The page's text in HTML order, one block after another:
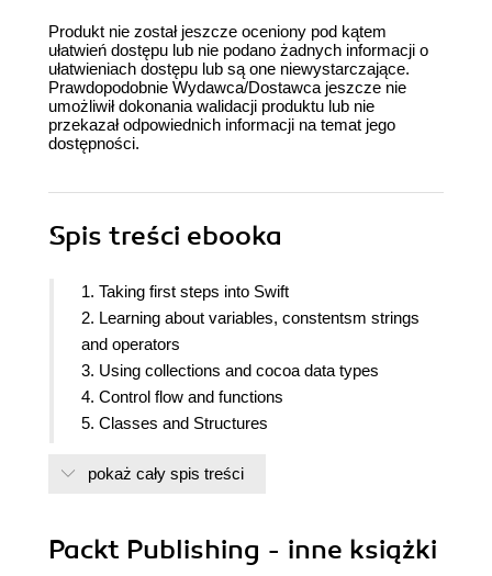
Produkt nie został jeszcze oceniony pod kątem
ułatwień dostępu lub nie podano żadnych informacji o
ułatwieniach dostępu lub są one niewystarczające.
Prawdopodobnie Wydawca/Dostawca jeszcze nie
umożliwił dokonania walidacji produktu lub nie
przekazał odpowiednich informacji na temat jego
dostępności.
Spis treści ebooka
1. Taking first steps into Swift
2. Learning about variables, constentsm strings
and operators
3. Using collections and cocoa data types
4. Control flow and functions
5. Classes and Structures
7. Protocol Oriented Design
9. Custom Subscripting
pokaż cały spis treści
Packt Publishing - inne książki